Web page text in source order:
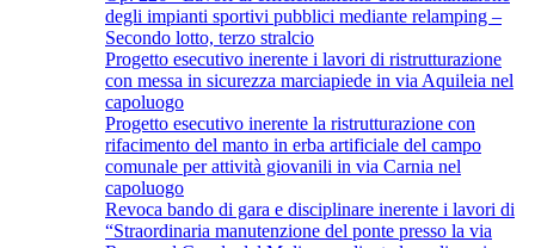
degli impianti sportivi pubblici mediante relamping –
Secondo lotto, terzo stralcio
Progetto esecutivo inerente i lavori di ristrutturazione
con messa in sicurezza marciapiede in via Aquileia nel
capoluogo
Progetto esecutivo inerente la ristrutturazione con
rifacimento del manto in erba artificiale del campo
comunale per attività giovanili in via Carnia nel
capoluogo
Revoca bando di gara e disciplinare inerente i lavori di
“Straordinaria manutenzione del ponte presso la via